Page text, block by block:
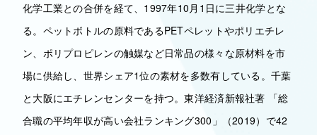
化学工業との合併を経て、1997年10月1日に三井化学とな
る。ペットボトルの原料であるPETペレットやポリエチレ
ン、ポリプロピレンの触媒など日常品の様々な原材料を市
場に供給し、世界シェア1位の素材を多数有している。千葉
と大阪にエチレンセンターを持つ。東洋経済新報社著 「総
合職の平均年収が高い会社ランキング300」（2019）で42